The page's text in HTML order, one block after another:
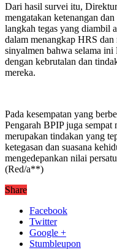
Dari hasil survei itu,
mengatakan ketenangan
langkah tegas yang diambil
dalam menangkap HRS
sinyalmen bahwa selama
dengan kebrutalan dan
mereka.
Pada kesempatan yang
Pengarah BPIP juga sempat
merupakan tindakan yang
ketegasan dan suasana
mengedepankan nilai
(Red/a**)
Share
Facebook
Twitter
Google +
Stumbleupon